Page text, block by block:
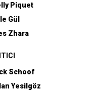
Piquet
Gül
Zhara
Schoof
Yesilgöz